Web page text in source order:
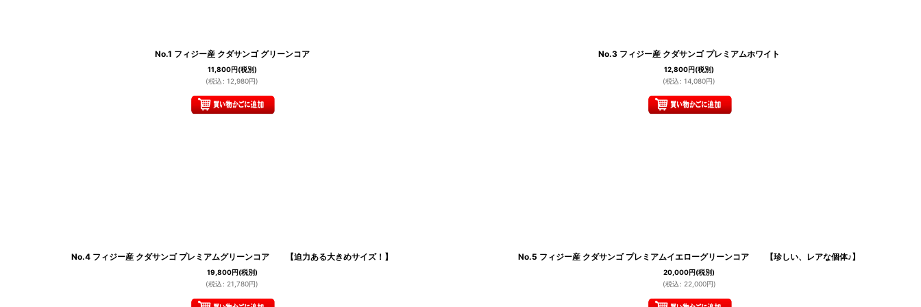
No.1 フィジー産 クダサンゴ グリーンコア
11,800円(税別)
(税込 : 12,980円)
No.3 フィジー産 クダサンゴ プレミアムホワイト
12,800円(税別)
(税込 : 14,080円)
No.4 フィジー産 クダサンゴ プレミアムグリーンコア 【迫力ある大きめサイズ！】
19,800円(税別)
(税込 : 21,780円)
No.5 フィジー産 クダサンゴ プレミアムイエローグリーンコア 【珍しい、レアな個体♪】
20,000円(税別)
(税込 : 22,000円)